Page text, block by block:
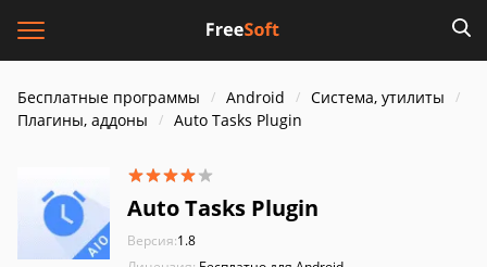
Бесплатные программы Android
Система, утилиты
Плагины, аддоны
Auto Tasks Plugin
Auto Tasks Plugin
Версия:1.8